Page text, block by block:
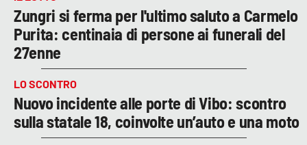
Zungri si ferma per l'ultimo saluto a Carmelo
Purita: centinaia di persone ai funerali del
27enne
LO SCONTRO
Nuovo incidente alle porte di Vibo: scontro
sulla statale 18, coinvolte un’auto e una moto